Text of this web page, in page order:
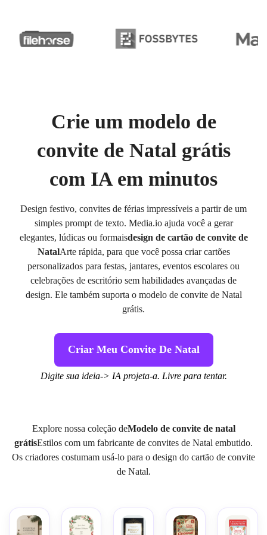
Crie um modelo de
convite de Natal grátis
com IA em minutos
Design festivo, convites de férias impressíveis a partir de um
simples prompt de texto. Media.io ajuda você a gerar
elegantes, lúdicas ou formaisdesign de cartão de convite de
NatalArte rápida, para que você possa criar cartões
personalizados para festas, jantares, eventos escolares ou
celebrações de escritório sem habilidades avançadas de
design. Ele também suporta o modelo de convite de Natal
grátis.
Criar Meu Convite De Natal
Digite sua ideia-> IA projeta-a. Livre para tentar.
Explore nossa coleção deModelo de convite de natal
grátisEstilos com um fabricante de convites de Natal embutido.
Os criadores costumam usá-lo para o design do cartão de convite
de Natal.